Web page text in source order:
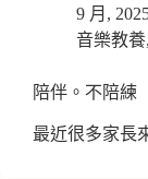
9 月,
音樂教養,
陪伴。不陪練
最近很多家長